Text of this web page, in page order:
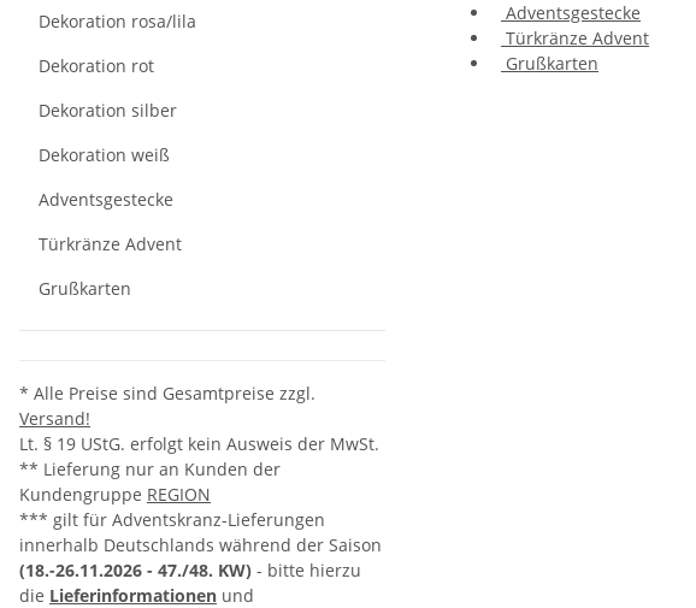
Adventsgestecke
Türkränze Advent
Grußkarten
Dekoration rosa/lila
Dekoration rot
Dekoration silber
Dekoration weiß
Adventsgestecke
Türkränze Advent
Grußkarten
* Alle Preise sind Gesamtpreise zzgl.
Versand!
Lt. § 19 UStG. erfolgt kein Ausweis der MwSt.
** Lieferung nur an Kunden der
Kundengruppe REGION
*** gilt für Adventskranz-Lieferungen
innerhalb Deutschlands während der Saison
(18.-26.11.2026 - 47./48. KW) - bitte hierzu
die Lieferinformationen und